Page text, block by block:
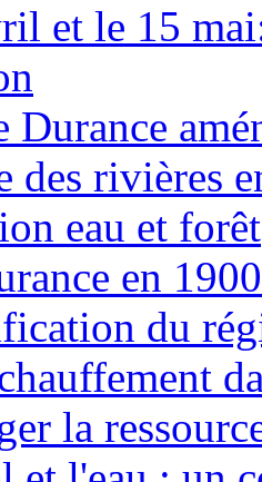
et le 15
Durance
des rivières
eau et forêt
en 1900
du
la